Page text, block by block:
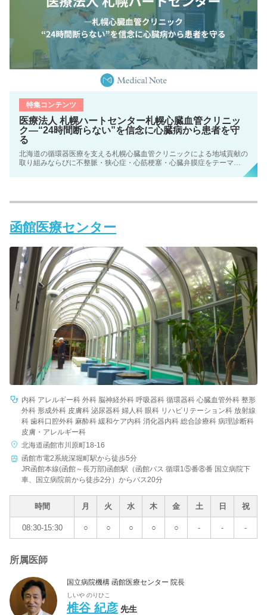
特集コンテンツ
医療法人 札幌ハートセンター札幌心臓血管クリニッ
ク―“24時間断らない”を信念に心臓病から患者を守
る
北海道の循環器医療を支える札幌心臓血管クリニックによる地域貢献の
取り組みならびに不整脈・狭心症・心筋梗塞・心臓弁膜症をテーマとし
函館医療センター
内科 アレルギー科 外科 脳神経外科 呼吸器科 循環器科 心臓血管外科 整形
外科 形成外科 皮膚科 泌尿器科 婦人科 眼科 リハビリテーション科 放射線
科 歯科口腔外科 麻酔科 緩和ケア内科 消化器内科 総合診療科 病理診断科
皮膚・アレルギー科
北海道函館市川原町18-16
函館市電2系統深堀町駅から徒歩5分
JR函館本線(函館～長万部)函館駅（函館バス 循環1⑤番⑧番 国立病院下
車、国立病院前から徒歩2分）からバス20分
時間 月 火 水 木 金 土 日 祝
08:30-15:30 ○ ○ ○ ○ ○ - - -
所属医師
国立病院機構 函館医療センター 院長
しいや のりひこ
椎谷 紀彦 先生